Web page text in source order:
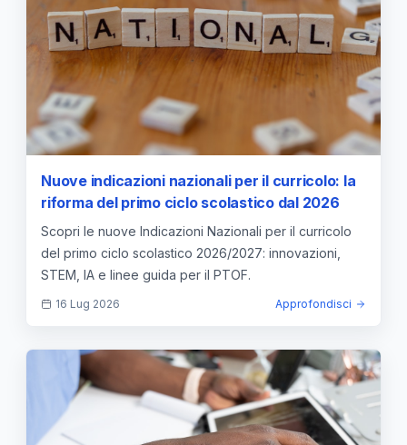
Nuove indicazioni nazionali per il curricolo: la
riforma del primo ciclo scolastico dal 2026
Scopri le nuove Indicazioni Nazionali per il curricolo
del primo ciclo scolastico 2026/2027: innovazioni,
STEM, IA e linee guida per il PTOF.
16 Lug 2026 Approfondisci